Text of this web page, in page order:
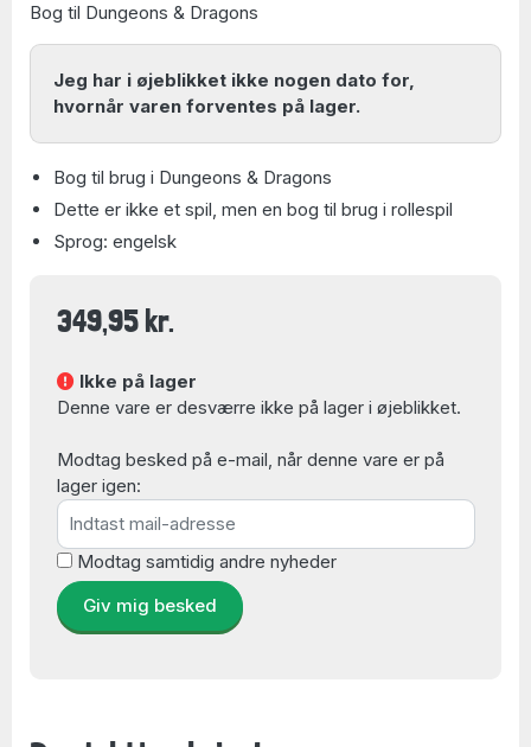
Bog til Dungeons & Dragons
Jeg har i øjeblikket ikke nogen dato for,
hvornår varen forventes på lager.
Bog til brug i Dungeons & Dragons
Dette er ikke et spil, men en bog til brug i rollespil
Sprog: engelsk
349,95 kr.
Ikke på lager
Denne vare er desværre ikke på lager i øjeblikket.
Modtag besked på e-mail, når denne vare er på
lager igen:
Modtag samtidig andre nyheder
Giv mig besked